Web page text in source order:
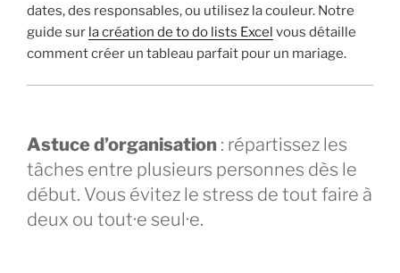
dates, des responsables, ou utilisez la couleur. Notre
guide sur la création de to do lists Excel vous détaille
comment créer un tableau parfait pour un mariage.
Astuce d’organisation : répartissez les
tâches entre plusieurs personnes dès le
début. Vous évitez le stress de tout faire à
deux ou tout·e seul·e.